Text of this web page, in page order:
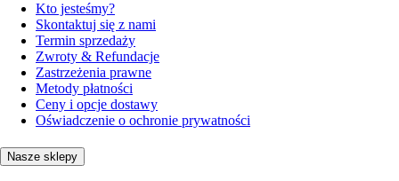
Kto jesteśmy?
Skontaktuj się z nami
Termin sprzedaży
Zwroty & Refundacje
Zastrzeżenia prawne
Metody płatności
Ceny i opcje dostawy
Oświadczenie o ochronie prywatności
Nasze sklepy